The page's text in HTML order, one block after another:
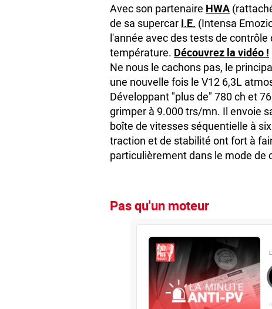
Avec son partenaire HWA
de sa supercar I.E. (Intensa
l'année avec des tests de
température. Découvrez la vidéo !
Ne nous le cachons pas, le
une nouvelle fois le V12 6,3L
Développant "plus de" 780 ch et
grimper à 9.000 trs/mn. Il envoie
boîte de vitesses séquentielle à
traction et de stabilité ont fort à
particulièrement dans le mode de
Pas qu'un moteur
La Minute ANTI-PV